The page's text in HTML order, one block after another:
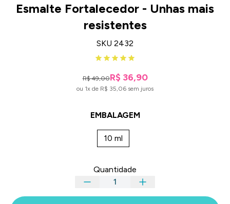
Esmalte Fortalecedor - Unhas mais
resistentes
SKU 2432
R$ 49,00R$ 36,90
ou 1x de R$ 35,06 sem juros
EMBALAGEM
10 ml
Quantidade